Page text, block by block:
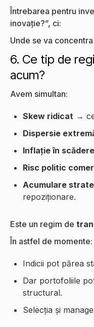
Întrebarea pentru
inovație?”, ci:
Unde se va
6. Ce tip de
acum?
Avem simultan:
Skew ridicat →
Dispersie
Inflație în scădere
Risc politic
Acumulare
repoziționare.
Este un regim de
În astfel de momente:
Indicii pot părea
Dar portofoliile
structural.
Selecția și